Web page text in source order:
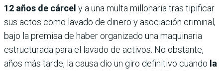
12 años de cárcel y a una multa millonaria tras tipificar
sus actos como lavado de dinero y asociación criminal,
bajo la premisa de haber organizado una maquinaria
estructurada para el lavado de activos. No obstante,
años más tarde, la causa dio un giro definitivo cuando la